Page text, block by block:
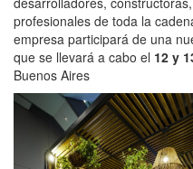
profesionales de toda la
empresa participará de una
que se llevará a cabo el 12 y
Buenos Aires